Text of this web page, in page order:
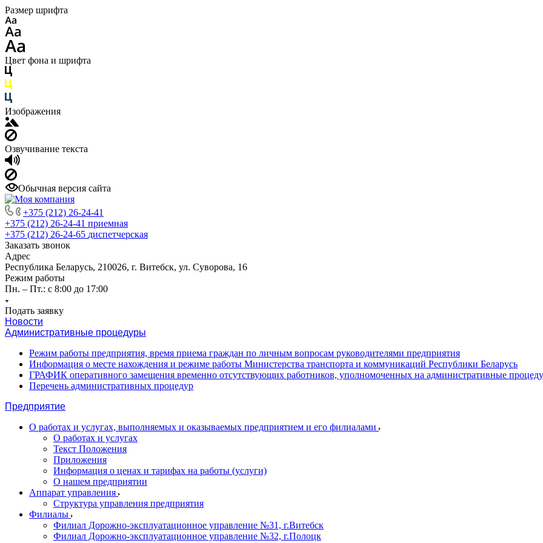
Размер шрифта
Цвет фона и шрифта
Изображения
Озвучивание текста
Обычная версия сайта
+375 (212) 26-24-41
+375 (212) 26-24-41 приемная
+375 (212) 26-24-65 диспетчерская
Заказать звонок
Адрес
Республика Беларусь, 210026, г. Витебск, ул. Суворова, 16
Режим работы
Пн. – Пт.: с 8:00 до 17:00
Подать заявку
Новости
Административные процедуры
Режим работы предприятия, время приема граждан по личным вопросам руководителями предприятия
Информация о месте нахождения и режиме работы Министерства транспорта и коммуникаций Республики Беларусь
ГРАФИК оперативного замещения временно отсутствующих работников, уполномоченных на административные
Перечень административных процедур
Предприятие
О работах и услугах, выполняемых и оказываемых предприятием и его филиалами
О работах и услугах
Текст Положения
Приложения
Информация о ценах и тарифах на работы (услуги)
О нашем предприятии
Аппарат управления
Структура управления предприятия
Филиалы
Филиал Дорожно-эксплуатационное управление №31, г.Витебск
Филиал Дорожно-эксплуатационное управление №32, г.Полоцк